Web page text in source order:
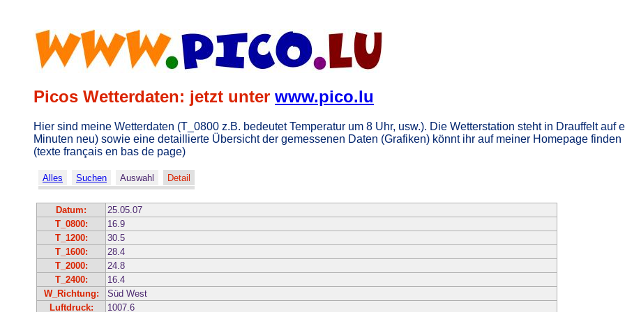
Picos Wetterdaten: jetzt unter www.pico.lu
Hier sind meine Wetterdaten (T_0800 z.B. bedeutet Temperatur um 8 Uhr, usw.). Die Wetterstation steht in Drauffelt
Minuten neu) sowie eine detaillierte Übersicht der gemessenen Daten (Grafiken) könnt ihr auf meiner Homepage
(texte français en bas de page)
Alles Suchen Auswahl Detail
Datum:
25.05.07
T_0800:
16.9
T_1200:
30.5
T_1600:
28.4
T_2000:
24.8
T_2400:
16.4
W_Richtung:
Süd West
Luftdruck:
1007.6